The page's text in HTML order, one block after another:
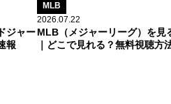
ジャー
報
MLB
2026.07.22
MLB（メジャーリーグ）を見
｜どこで見れる？無料視聴方